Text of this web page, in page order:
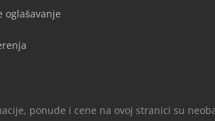
oglašavanje
ponude i cene na ovoj stranici su